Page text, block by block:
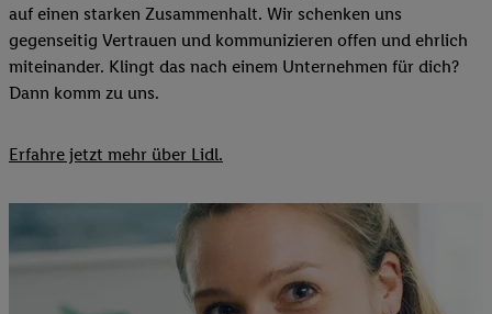
auf einen starken Zusammenhalt. Wir schenken uns
gegenseitig Vertrauen und kommunizieren offen und ehrlich
miteinander. Klingt das nach einem Unternehmen für dich?
Dann komm zu uns.​
Erfahre jetzt mehr über Lidl.